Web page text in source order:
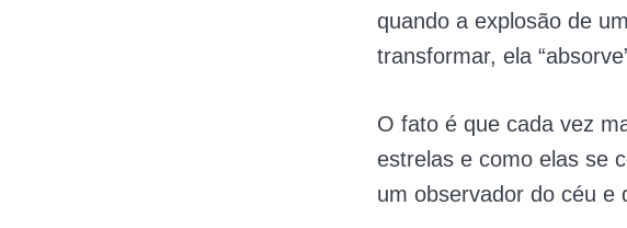
quando a explosão de
transformar, ela
O fato é que cada vez
estrelas e como elas se
um observador do céu e